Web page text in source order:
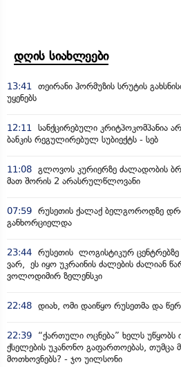
დღის სიახლეები
13:41 თეირანი ჰორმუზის სრუტის
უყენებს
12:11 სანქცირებული კრიტპოკომპანია
ბანკის რეგულირებულ სუბიექტს - სებ
11:08 გლოვოს კურიერზე ძალადობის
მათ შორის 2 არასრულწლოვანი
07:59 რუსეთის ქალაქ ბელგოროდზე
განხორციელდა
23:44 რუსეთის ლოგისტიკურ
ვარ, ეს იყო უკრაინის ძალების ძალიან
ვოლოდიმირ ზელენსკი
22:48 დიახ, ომი დაიწყო რუსეთმა და
22:39
“ქართული ოცნება” ხელს
ქსელების უკანონო გაფართოებას, თუმცა
მოთხოვნებს? - ჯო უილსონი